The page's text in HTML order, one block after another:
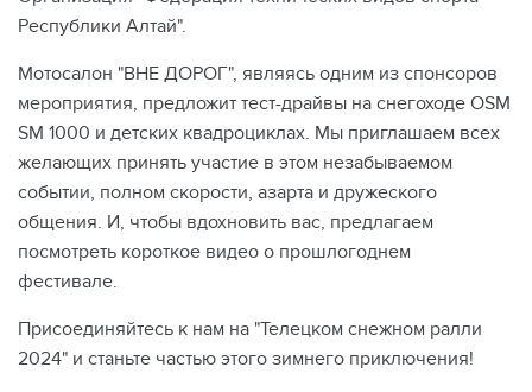
Республики Алтай".
Мотосалон "ВНЕ ДОРОГ", являясь одним из спонсоров
мероприятия, предложит тест-драйвы на снегоходе OSM
SM 1000 и детских квадроциклах. Мы приглашаем всех
желающих принять участие в этом незабываемом
событии, полном скорости, азарта и дружеского
общения. И, чтобы вдохновить вас, предлагаем
посмотреть короткое видео о прошлогоднем
фестивале.
Присоединяйтесь к нам на "Телецком снежном ралли
2024" и станьте частью этого зимнего приключения!